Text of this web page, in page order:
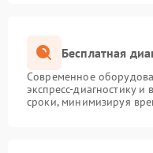
Бесплатная
Современное
экспресс-диагностику
сроки, минимизируя